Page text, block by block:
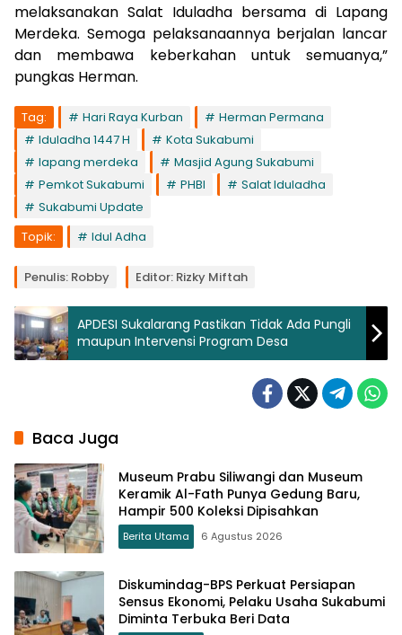
melaksanakan Salat Iduladha bersama di Lapang
Merdeka. Semoga pelaksanaannya berjalan lancar
dan membawa keberkahan untuk semuanya,”
pungkas Herman.
Tag: Hari Raya Kurban
Herman Permana
Iduladha 1447 H
Kota Sukabumi
lapang merdeka
Masjid Agung Sukabumi
Pemkot Sukabumi
PHBI
Salat Iduladha
Sukabumi Update
Topik:
Idul Adha
Penulis: Robby Editor: Rizky Miftah
APDESI Sukalarang Pastikan Tidak Ada Pungli
maupun Intervensi Program Desa
Baca Juga
Museum Prabu Siliwangi dan Museum
Keramik Al-Fath Punya Gedung Baru,
Hampir 500 Koleksi Dipisahkan
Berita Utama 6 Agustus 2026
Diskumindag-BPS Perkuat Persiapan
Sensus Ekonomi, Pelaku Usaha Sukabumi
Diminta Terbuka Beri Data